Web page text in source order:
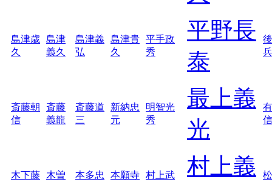
島津歳
久
島津
義久
島津義
弘
島津貴
久
平手政
秀
平野長
泰
斎藤朝
信
斎藤
義龍
斎藤道
三
新納忠
元
明智光
秀
最上義
光
信
木下藤 木曽
本多忠
本願寺 村上武
村上義